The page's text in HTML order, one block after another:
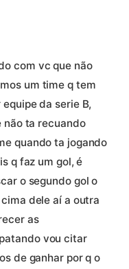
com vc que não
um time q tem
da serie B,
não ta recuando
quando ta jogando
q faz um gol, é
o segundo gol o
dele aí a outra
as
vou citar
de ganhar por q o